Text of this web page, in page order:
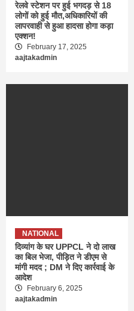
रेलवे स्टेशन पर हुई भगदड़ से 18
लोगों को हुई मौत,अधिकारियों की
लापरवाही से हुआ हादसा होगा कड़ा
एक्शन!
February 17, 2025
aajtakadmin
NATIONAL
दिव्यांग के घर UPPCL ने दो लाख
का बिल भेजा, पीड़ित ने डीएम से
मांगी मदद ; DM ने दिए कार्रवाई के
आदेश
February 6, 2025
aajtakadmin